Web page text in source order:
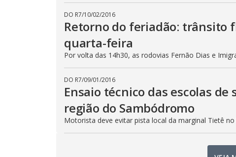
DO R7/10/02/2016
Retorno do feriadão: trânsito
quarta-feira
Por volta das 14h30, as rodovias Fernão Dias e
DO R7/09/01/2016
Ensaio técnico das escolas
região do Sambódromo
Motorista deve evitar pista local da marginal Tietê